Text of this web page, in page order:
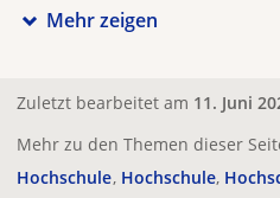
Mehr zeigen
Zuletzt bearbeitet am 11. Juni
Mehr zu den Themen dieser
Hochschule Hochschule